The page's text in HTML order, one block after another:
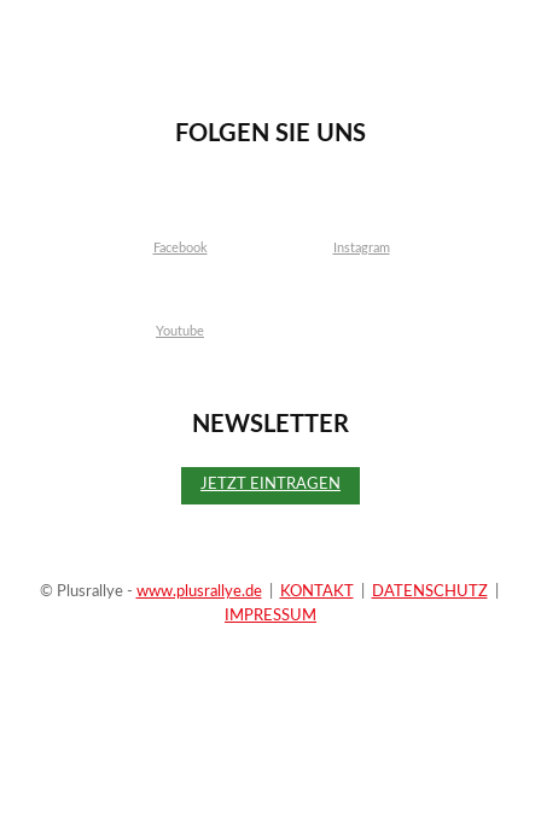
FOLGEN SIE UNS
Facebook Instagram
Youtube
NEWSLETTER
JETZT EINTRAGEN
© Plusrallye - www.plusrallye.de| KONTAKT DATENSCHUTZ|
IMPRESSUM